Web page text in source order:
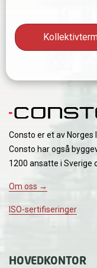
Neste
Consto er et av Norges
Consto har også
1200 ansatte i Sverige
Om oss →
ISO-sertifiseringer
HOVEDKONTOR